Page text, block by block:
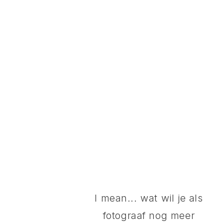
I mean... wat wil je als
fotograaf nog meer